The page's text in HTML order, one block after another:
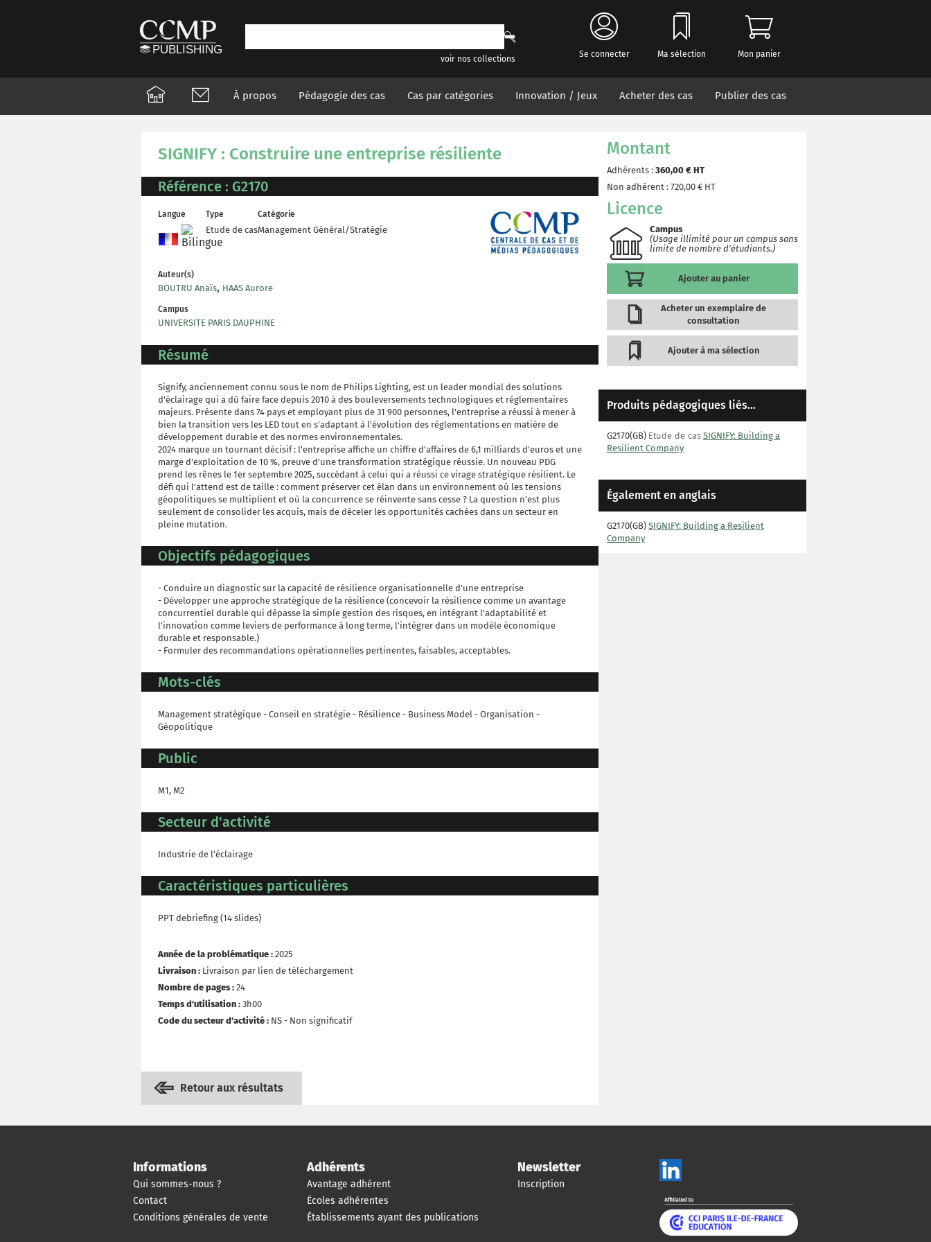
voir nos collections Se connecter Ma sélection Mon panier
À propos Pédagogie des cas Cas par catégories Innovation / Jeux Acheter des cas Publier des cas
SIGNIFY : Construire une entreprise résiliente
Référence : G2170
Langue Type
Etude de cas
Catégorie
Management Général/Stratégie
Auteur(s)
BOUTRU Anaïs, HAAS Aurore
Campus
UNIVERSITE PARIS DAUPHINE
Résumé
Signify, anciennement connu sous le nom de Philips Lighting, est un leader mondial des solutions
d'éclairage qui a dû faire face depuis 2010 à des bouleversements technologiques et réglementaires
majeurs. Présente dans 74 pays et employant plus de 31 900 personnes, l'entreprise a réussi à mener à
bien la transition vers les LED tout en s'adaptant à l'évolution des réglementations en matière de
développement durable et des normes environnementales.
2024 marque un tournant décisif : l'entreprise affiche un chiffre d'affaires de 6,1 milliards d'euros et une
marge d'exploitation de 10 %, preuve d'une transformation stratégique réussie. Un nouveau PDG
prend les rênes le 1er septembre 2025, succédant à celui qui a réussi ce virage stratégique résilient. Le
défi qui l'attend est de taille : comment préserver cet élan dans un environnement où les tensions
géopolitiques se multiplient et où la concurrence se réinvente sans cesse ? La question n'est plus
seulement de consolider les acquis, mais de déceler les opportunités cachées dans un secteur en
pleine mutation.
Objectifs pédagogiques
- Conduire un diagnostic sur la capacité de résilience organisationnelle d'une entreprise
- Développer une approche stratégique de la résilience (concevoir la résilience comme un avantage
concurrentiel durable qui dépasse la simple gestion des risques, en intégrant l'adaptabilité et
l'innovation comme leviers de performance à long terme, l'intégrer dans un modèle économique
durable et responsable.)
- Formuler des recommandations opérationnelles pertinentes, faisables, acceptables.
Mots-clés
Management stratégique - Conseil en stratégie - Résilience - Business Model - Organisation -
Géopolitique
Public
M1, M2
Secteur d'activité
Industrie de l'éclairage
Caractéristiques particulières
PPT debriefing (14 slides)
Année de la problématique : 2025
Livraison : Livraison par lien de téléchargement
Nombre de pages : 24
Temps d'utilisation : 3h00
Code du secteur d'activité : NS - Non significatif
Retour aux résultats
Montant
Adhérents : 360,00 € HT
Non adhérent : 720,00 € HT
Licence
Campus
(Usage illimité pour un campus sans
limite de nombre d'étudiants.)
Ajouter au panier
Acheter un exemplaire de
consultation
Ajouter à ma sélection
Produits pédagogiques liés...
G2170(GB) Etude de cas SIGNIFY: Building a
Resilient Company
Également en anglais
G2170(GB) SIGNIFY: Building a Resilient
Company
Informations
Qui sommes-nous ?
Contact
Conditions générales de vente
Adhérents
Avantage adhérent
Écoles adhérentes
Établissements ayant des publications
Newsletter
Inscription